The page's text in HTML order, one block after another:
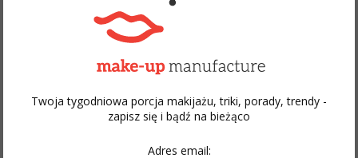
RABATOWY!
moim marzeniem odkąd zajmuję się wizażem. Trochę to
trwało, ale cierpliwość i wytrwała praca w końcu popłaciły.
Moje studio makijażu działa już od połowy 2021 roku, a od
Twoja tygodniowa porcja makijażu, triki, porady, trendy -
zapisz się i bądź na bieżąco
Adres email: